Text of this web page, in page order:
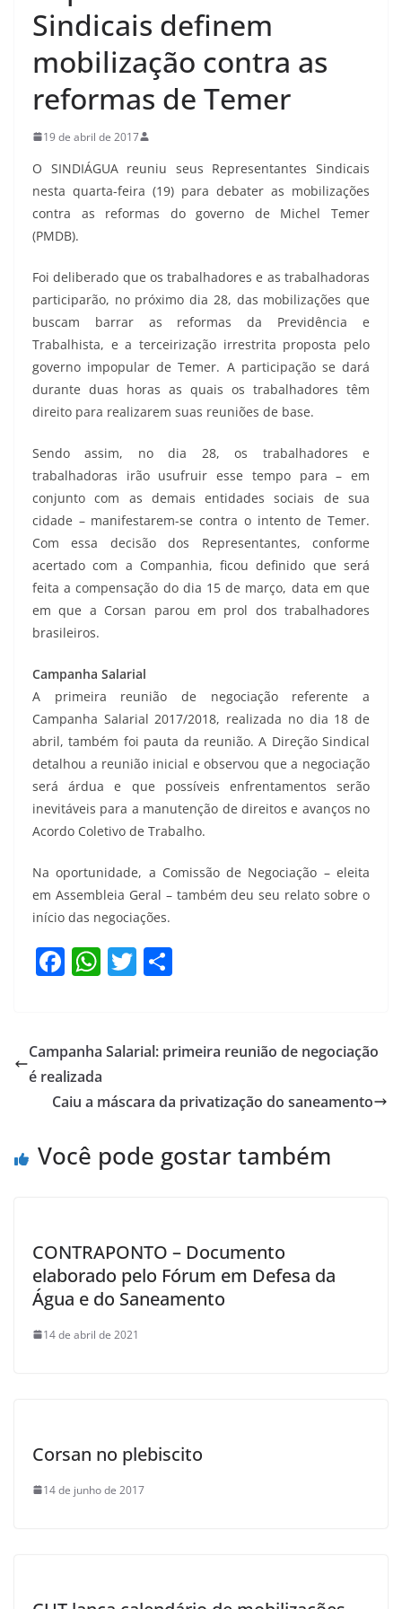
Sindicais definem
mobilização contra as
reformas de Temer
19 de abril de 2017
O SINDIÁGUA reuniu seus Representantes Sindicais
nesta quarta-feira (19) para debater as mobilizações
contra as reformas do governo de Michel Temer
(PMDB).
Foi deliberado que os trabalhadores e as trabalhadoras
participarão, no próximo dia 28, das mobilizações que
buscam barrar as reformas da Previdência e
Trabalhista, e a terceirização irrestrita proposta pelo
governo impopular de Temer. A participação se dará
durante duas horas as quais os trabalhadores têm
direito para realizarem suas reuniões de base.
Sendo assim, no dia 28, os trabalhadores e
trabalhadoras irão usufruir esse tempo para – em
conjunto com as demais entidades sociais de sua
cidade – manifestarem-se contra o intento de Temer.
Com essa decisão dos Representantes, conforme
acertado com a Companhia, ficou definido que será
feita a compensação do dia 15 de março, data em que
em que a Corsan parou em prol dos trabalhadores
brasileiros.
Campanha Salarial
A primeira reunião de negociação referente a
Campanha Salarial 2017/2018, realizada no dia 18 de
abril, também foi pauta da reunião. A Direção Sindical
detalhou a reunião inicial e observou que a negociação
será árdua e que possíveis enfrentamentos serão
inevitáveis para a manutenção de direitos e avanços no
Acordo Coletivo de Trabalho.
Na oportunidade, a Comissão de Negociação – eleita
em Assembleia Geral – também deu seu relato sobre o
início das negociações.
F
e
b
o
k
W
s
A
p
T
er e
Campanha Salarial: primeira reunião de negociação
é realizada
Caiu a máscara da privatização do saneamento
Você pode gostar também
CONTRAPONTO – Documento
elaborado pelo Fórum em Defesa da
Água e do Saneamento
14 de abril de 2021
Corsan no plebiscito
14 de junho de 2017